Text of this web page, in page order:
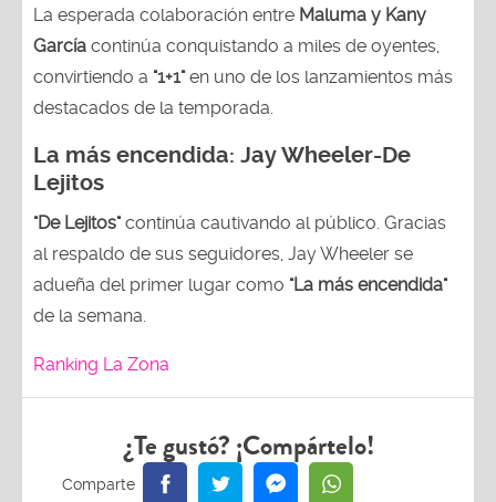
La esperada colaboración entre Maluma y Kany
García continúa conquistando a miles de oyentes,
convirtiendo a "1+1"en uno de los lanzamientos más
destacados de la temporada.
La más encendida: Jay Wheeler-De
Lejitos
"De Lejitos"continúa cautivando al público. Gracias
al respaldo de sus seguidores, Jay Wheeler se
adueña del primer lugar como "La más encendida"
de la semana.
Ranking La Zona
¿Te gustó? ¡Compártelo!